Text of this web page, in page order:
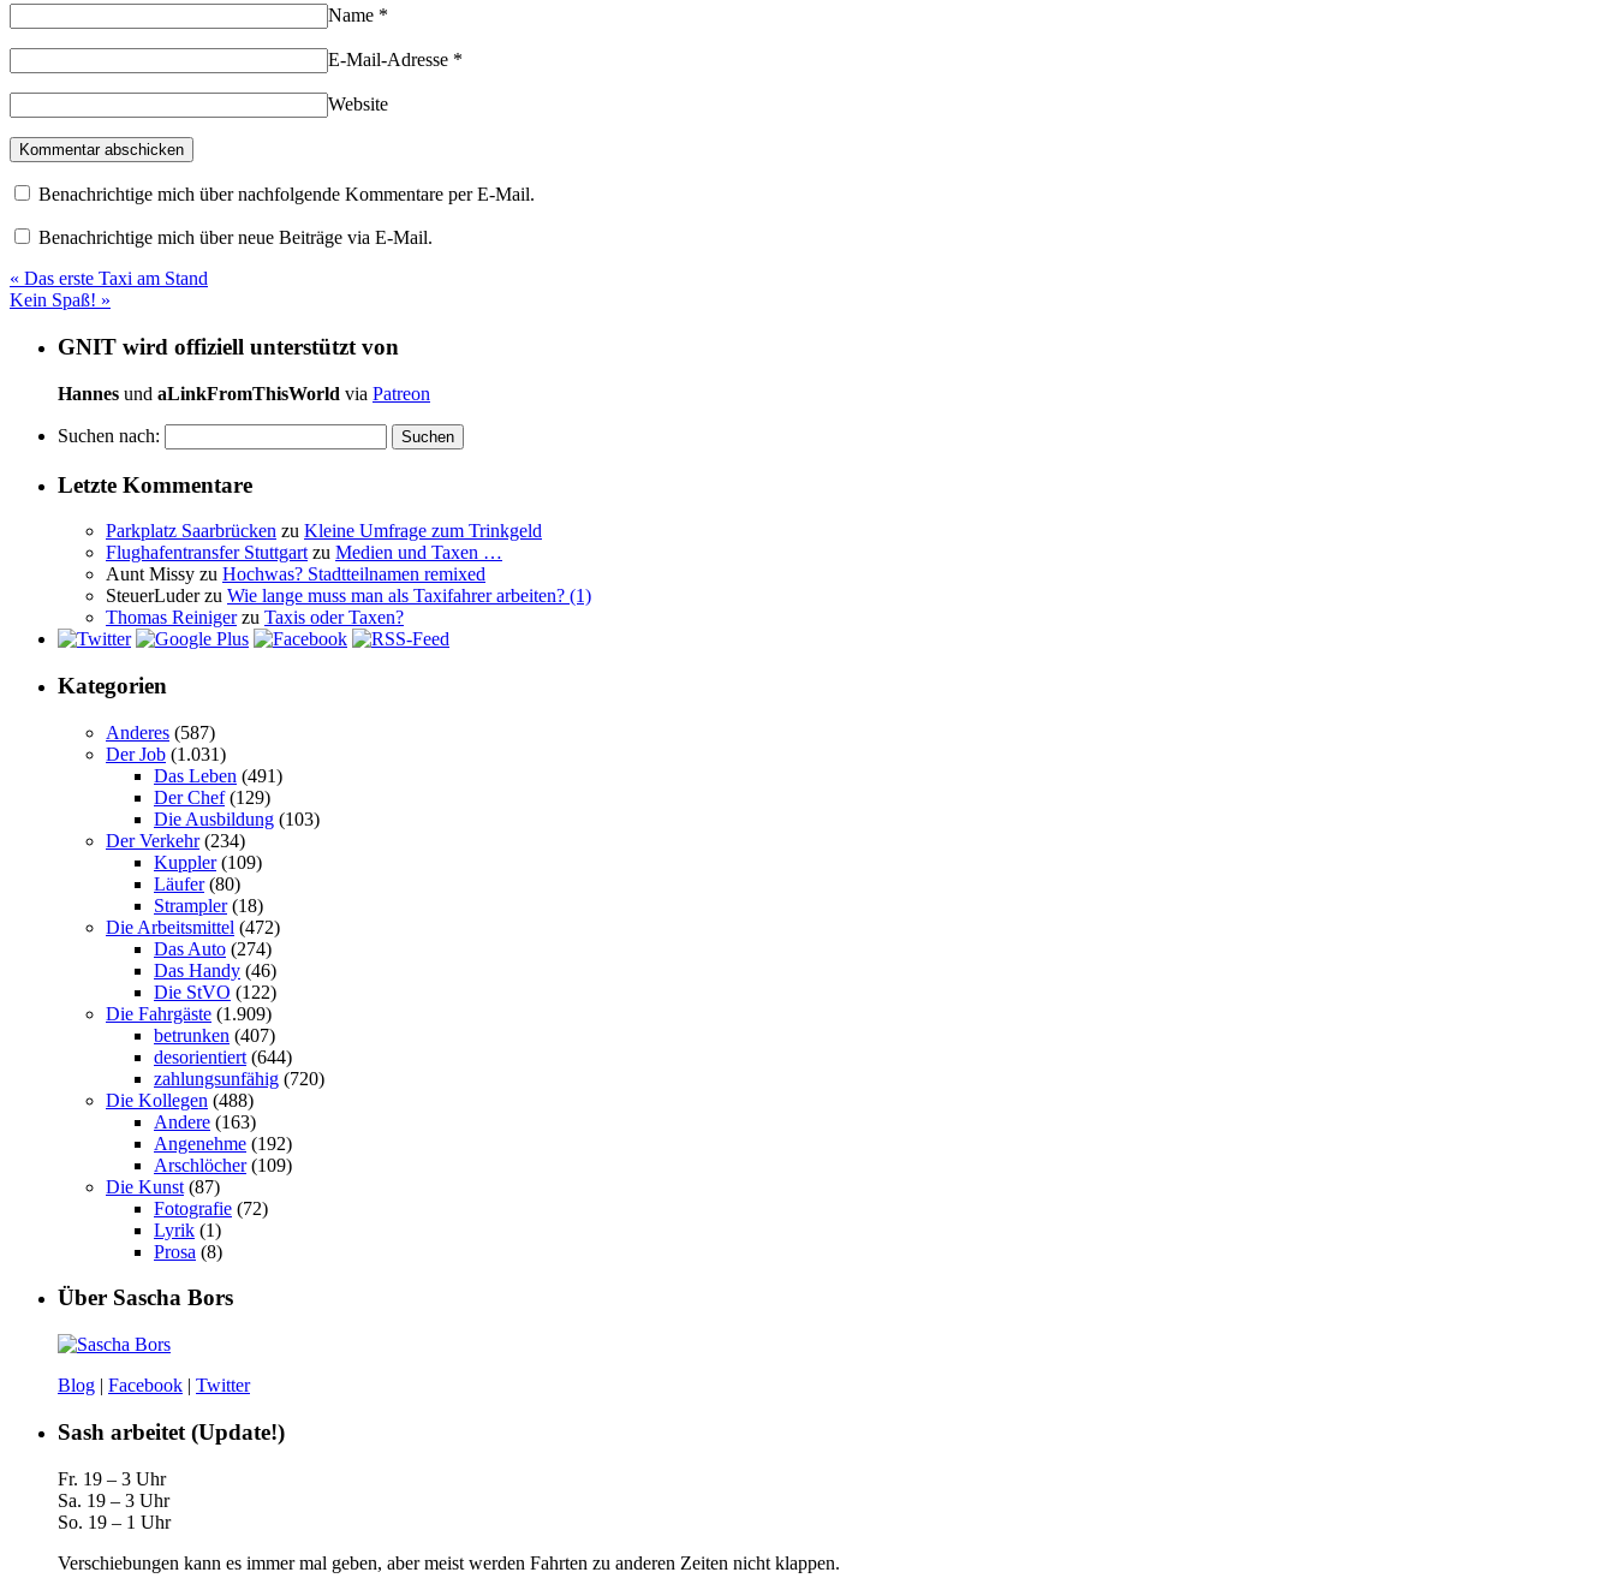
Name *
E-Mail-Adresse *
Website
Benachrichtige mich über nachfolgende Kommentare per E-Mail.
Benachrichtige mich über neue Beiträge via E-Mail.
« Das erste Taxi am Stand
Kein Spaß! »
GNIT wird offiziell unterstützt von
Hannes und aLinkFromThisWorld via Patreon
Suchen nach:
Letzte Kommentare
Parkplatz Saarbrücken zu Kleine Umfrage zum Trinkgeld
Flughafentransfer Stuttgart zu Medien und Taxen …
Aunt Missy zu Hochwas? Stadtteilnamen remixed
SteuerLuderzu Wie lange muss man als Taxifahrer arbeiten? (1)
Thomas Reinigerzu Taxis oder Taxen?
Kategorien
Anderes (587)
Der Job (1.031)
Das Leben (491)
Der Chef(129)
Die Ausbildung (103)
Der Verkehr(234)
Kuppler(109)
Läufer(80)
Strampler(18)
Die Arbeitsmittel (472)
Das Auto (274)
Das Handy (46)
Die StVO (122)
Die Fahrgäste (1.909)
betrunken (407)
desorientiert (644)
zahlungsunfähig (720)
Die Kollegen (488)
Andere (163)
Angenehme (192)
Arschlöcher(109)
Die Kunst (87)
Fotografie (72)
Lyrik (1)
Prosa (8)
Über Sascha Bors
Blog | Facebook | Twitter
Sash arbeitet (Update!)
Fr. 19 – 3 Uhr
Sa. 19 – 3 Uhr
So. 19 – 1 Uhr
Verschiebungen kann es immer mal geben, aber meist werden Fahrten zu anderen Zeiten nicht klappen.